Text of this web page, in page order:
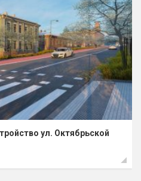
ул. Октябрьской